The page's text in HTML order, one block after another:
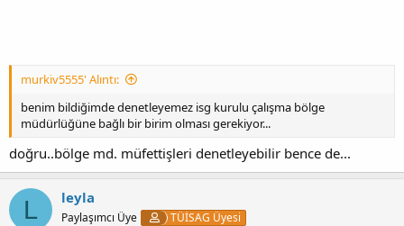
murkiv5555' Alıntı:
benim bildiğimde denetleyemez isg kurulu çalışma bölge
müdürlüğüne bağlı bir birim olması gerekiyor...
doğru..bölge md. müfettişleri denetleyebilir bence de...
L leyla
Paylaşımcı Üye TÜİSAG Üyesi